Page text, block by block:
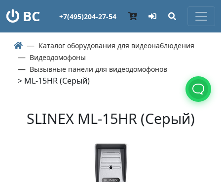
ВС +7(495)204-27-54
Каталог оборудования для видеонаблюдения
Видеодомофоны
Вызывные панели для видеодомофонов
> ML-15HR (Серый)
SLINEX ML-15HR (Серый)